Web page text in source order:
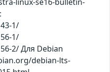
1/
1/
2/ Для Debian
debian-lts-